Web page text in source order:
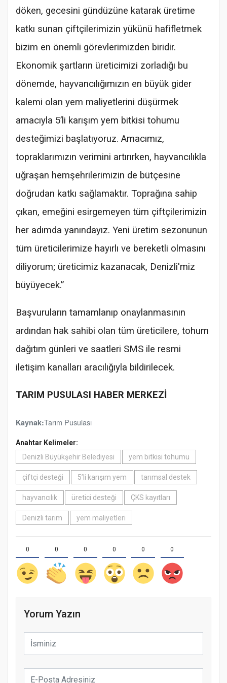
döken, gecesini gündüzüne katarak üretime
katkı sunan çiftçilerimizin yükünü hafifletmek
bizim en önemli görevlerimizden biridir.
Ekonomik şartların üreticimizi zorladığı bu
dönemde, hayvancılığımızın en büyük gider
kalemi olan yem maliyetlerini düşürmek
amacıyla 5’li karışım yem bitkisi tohumu
desteğimizi başlatıyoruz. Amacımız,
topraklarımızın verimini artırırken, hayvancılıkla
uğraşan hemşehrilerimizin de bütçesine
doğrudan katkı sağlamaktır. Toprağına sahip
çıkan, emeğini esirgemeyen tüm çiftçilerimizin
her adımda yanındayız. Yeni üretim sezonunun
tüm üreticilerimize hayırlı ve bereketli olmasını
diliyorum; üreticimiz kazanacak, Denizli'miz
büyüyecek.”
Başvuruların tamamlanıp onaylanmasının
ardından hak sahibi olan tüm üreticilere, tohum
dağıtım günleri ve saatleri SMS ile resmi
iletişim kanalları aracılığıyla bildirilecek.
TARIM PUSULASI HABER MERKEZİ
Kaynak:Tarım Pusulası
Anahtar Kelimeler:
Denizli Büyükşehir Belediyesi
yem bitkisi tohumu
çiftçi desteği 5’li karışım yem tarımsal destek
hayvancılık üretici desteği ÇKS kayıtları
Denizli tarım yem maliyetleri
0 0 0 0 0 0
Yorum Yazın